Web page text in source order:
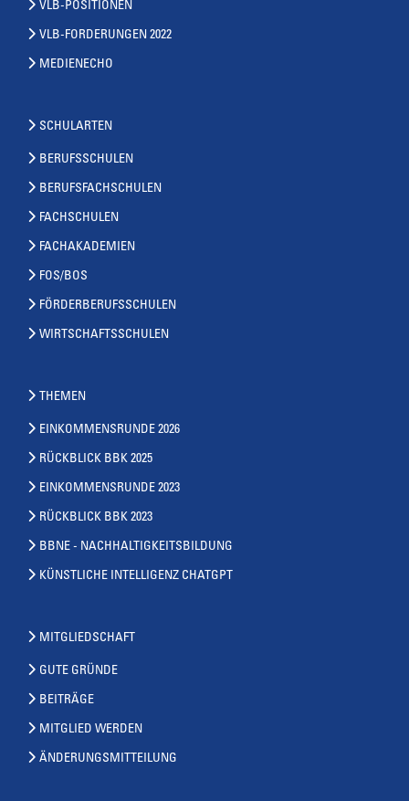
VLB-POSITIONEN
VLB-FORDERUNGEN 2022
MEDIENECHO
SCHULARTEN
BERUFSSCHULEN
BERUFSFACHSCHULEN
FACHSCHULEN
FACHAKADEMIEN
FOS/BOS
FÖRDERBERUFSSCHULEN
WIRTSCHAFTSSCHULEN
THEMEN
EINKOMMENSRUNDE 2026
RÜCKBLICK BBK 2025
EINKOMMENSRUNDE 2023
RÜCKBLICK BBK 2023
BBNE - NACHHALTIGKEITSBILDUNG
KÜNSTLICHE INTELLIGENZ CHATGPT
MITGLIEDSCHAFT
GUTE GRÜNDE
BEITRÄGE
MITGLIED WERDEN
ÄNDERUNGSMITTEILUNG